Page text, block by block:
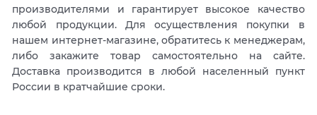
производителями и гарантирует высокое качество
любой продукции. Для осуществления покупки в
нашем интернет-магазине, обратитесь к менеджерам,
либо закажите товар самостоятельно на сайте.
Доставка производится в любой населенный пункт
России в кратчайшие сроки.